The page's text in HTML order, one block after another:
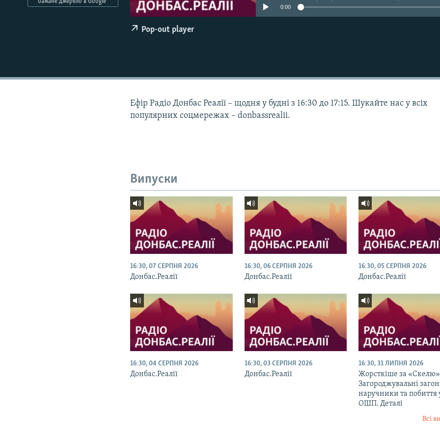
0:00
Pop-out player
Ефір Радіо Донбас Реалії – щодня у будні з 16:30 до 17:15. Шукайте нас у всіх
популярних соцмережах – donbassrealii.
Випуски
16:30, 07 СЕРПНЯ 2026
Донбас.Реалії
16:30, 06 СЕРПНЯ 2026
Донбас.Реалії
16:30, 05 СЕРПНЯ 2026
Донбас.Реалії
16:30, 04 СЕРПНЯ 2026
Донбас.Реалії
16:30, 03 СЕРПНЯ 2026
Донбас.Реалії
16:30, 31 ЛИПНЯ 2026
Жорсткіше за
Загороджувальні
наручники та побиття
ОШП. Деталі
Всі